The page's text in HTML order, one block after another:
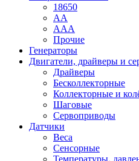
18650
AA
AAA
Прочие
Генераторы
Двигатели, драйверы и
Драйверы
Бесколлекторные
Коллекторные и
Шаговые
Сервоприводы
Датчики
Веса
Сенсорные
Температуры,